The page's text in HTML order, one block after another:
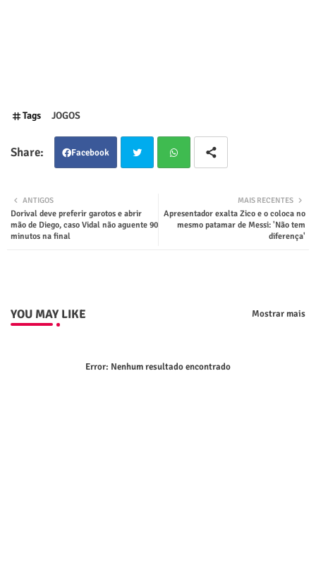
Tags JOGOS
Facebook
ter tsap
MAIS RECENTES
Apresentador exalta Zico e o coloca no
mesmo patamar de Messi: 'Não tem
diferença'
ANTIGOS
Dorival deve preferir garotos e abrir
mão de Diego, caso Vidal não aguente 90
minutos na final
YOU MAY LIKE Mostrar mais
Error: Nenhum resultado encontrado